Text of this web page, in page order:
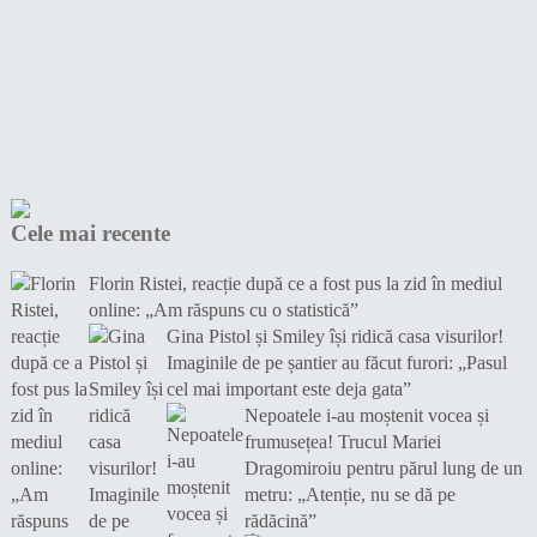
Cele mai recente
Florin Ristei, reacție după ce a fost pus la zid în mediul
online: „Am răspuns cu o statistică”
Gina Pistol și Smiley își ridică casa visurilor!
Imaginile de pe șantier au făcut furori: „Pasul
cel mai important este deja gata”
Nepoatele i-au moștenit vocea și
frumusețea! Trucul Mariei
Dragomiroiu pentru părul lung de un
metru: „Atenție, nu se dă pe
rădăcină”